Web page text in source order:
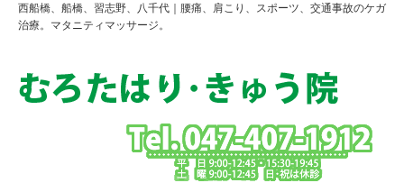
西船橋、船橋、習志野、八千代｜腰痛、肩こり、スポーツ、交通事故のケガ
治療。マタニティマッサージ。